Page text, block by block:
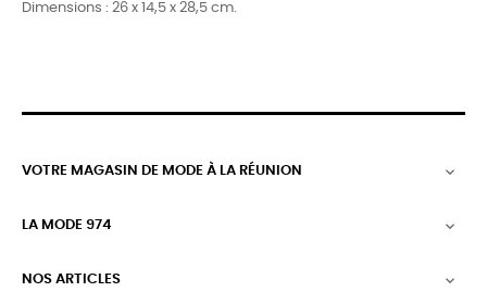
Dimensions : 26 x 14,5 x 28,5 cm.
VOTRE MAGASIN DE MODE À LA RÉUNION 
LA MODE 974 
NOS ARTICLES 